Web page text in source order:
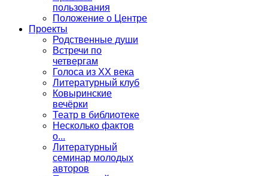
пользования
Положение о Центре
Проекты
Родственные души
Встречи по
четвергам
Голоса из ХХ века
Литературный клуб
Ковыринские
вечёрки
Театр в библиотеке
Несколько фактов
о...
Литературный
семинар молодых
авторов